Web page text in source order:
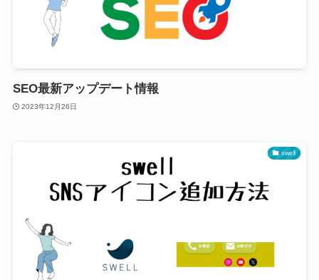
SEO最新アップデート情報
2023年12月26日
swell